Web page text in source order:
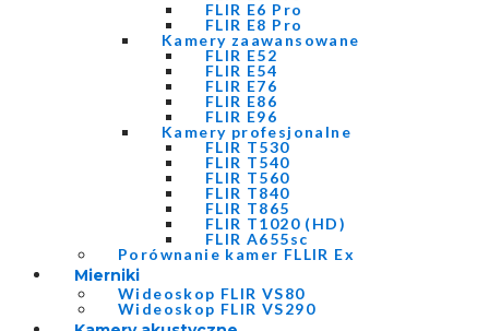
FLIR E6 Pro
FLIR E8 Pro
Kamery zaawansowane
FLIR E52
FLIR E54
FLIR E76
FLIR E86
FLIR E96
Kamery profesjonalne
FLIR T530
FLIR T540
FLIR T560
FLIR T840
FLIR T865
FLIR T1020 (HD)
FLIR A655sc
Porównanie kamer FLLIR Ex
Mierniki
Wideoskop FLIR VS80
Wideoskop FLIR VS290